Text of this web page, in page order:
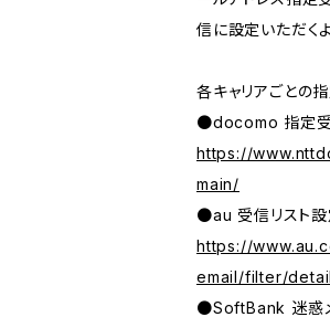
信に設定いただく
各キャリアごとの
●docomo 指定受
https://
main/
●au 受信リスト設
https://
email/filter/
●SoftBank 迷惑メ